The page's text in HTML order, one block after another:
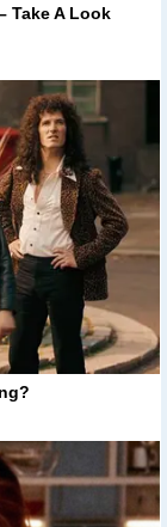
Take A Look